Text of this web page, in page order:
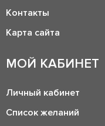
Контакты
Карта сайта
МОЙ КАБИНЕТ
Личный кабинет
Список желаний